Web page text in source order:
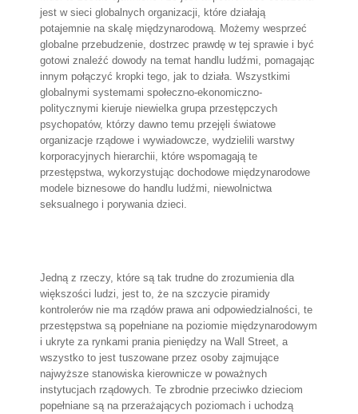
jest w sieci globalnych organizacji, które działają
potajemnie na skalę międzynarodową. Możemy wesprzeć
globalne przebudzenie, dostrzec prawdę w tej sprawie i być
gotowi znaleźć dowody na temat handlu ludźmi, pomagając
innym połączyć kropki tego, jak to działa. Wszystkimi
globalnymi systemami społeczno-ekonomiczno-
politycznymi kieruje niewielka grupa przestępczych
psychopatów, którzy dawno temu przejęli światowe
organizacje rządowe i wywiadowcze, wydzielili warstwy
korporacyjnych hierarchii, które wspomagają te
przestępstwa, wykorzystując dochodowe międzynarodowe
modele biznesowe do handlu ludźmi, niewolnictwa
seksualnego i porywania dzieci.
Jedną z rzeczy, które są tak trudne do zrozumienia dla
większości ludzi, jest to, że na szczycie piramidy
kontrolerów nie ma rządów prawa ani odpowiedzialności, te
przestępstwa są popełniane na poziomie międzynarodowym
i ukryte za rynkami prania pieniędzy na Wall Street, a
wszystko to jest tuszowane przez osoby zajmujące
najwyższe stanowiska kierownicze w poważnych
instytucjach rządowych. Te zbrodnie przeciwko dzieciom
popełniane są na przerażających poziomach i uchodzą